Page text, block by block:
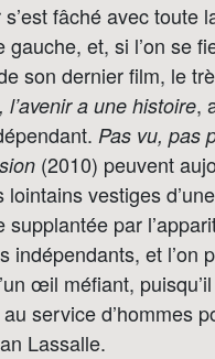
fâché avec toute
gauche, et, si l’on se
son dernier film, le
l’avenir a une histoire,
Pas vu, pas
(2010) peuvent
lointains vestiges
supplantée par
indépendants, et l’on
œil méfiant,
service d’hommes
Lassalle.